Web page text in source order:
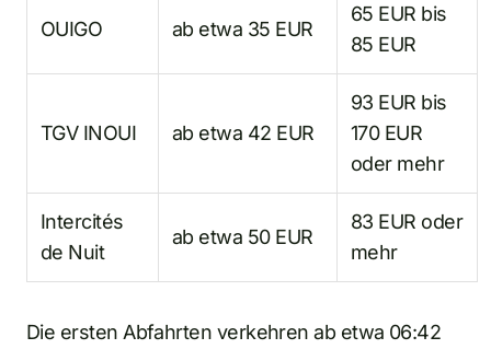
OUIGO ab etwa 35 EUR
65 EUR bis
85 EUR
TGV INOUI ab etwa 42 EUR
93 EUR bis
170 EUR
oder mehr
Intercités
de Nuit
ab etwa 50 EUR
83 EUR oder
mehr
Die ersten Abfahrten verkehren ab etwa 06:42